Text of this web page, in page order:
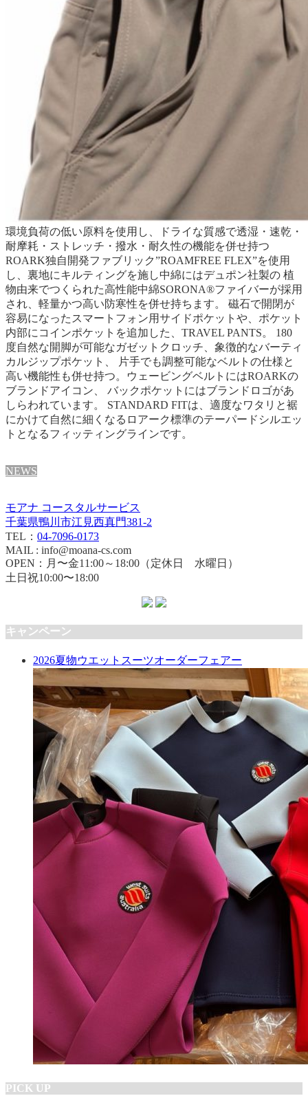
環境負荷の低い原料を使用し、ドライな質感で透湿・速乾・
耐摩耗・ストレッチ・撥水・耐久性の機能を併せ持つ
ROARK独自開発ファブリック”ROAMFREE FLEX”を使用
し、裏地にキルティングを施し中綿にはデュポン社製の 植
物由来でつくられた高性能中綿SORONA®ファイバーが採用
され、軽量かつ高い防寒性を併せ持ちます。 磁石で開閉が
容易になったスマートフォン用サイドポケットや、ポケット
内部にコインポケットを追加した、TRAVEL PANTS。 180
度自然な開脚が可能なガゼットクロッチ、象徴的なバーティ
カルジップポケット、 片手でも調整可能なベルトの仕様と
高い機能性も併せ持つ。ウェービングベルトにはROARKの
ブランドアイコン、 バックポケットにはブランドロゴがあ
しらわれています。 STANDARD FITは、適度なワタリと裾
にかけて自然に細くなるロアーク標準のテーパードシルエッ
トとなるフィッティングラインです。
NEWS
モアナ コースタルサービス
千葉県鴨川市江見西真門381-2
TEL： 04-7096-0173
MAIL : info@moana-cs.com
OPEN：月〜金11:00～18:00（定休日 水曜日）
土日祝10:00〜18:00
キャンペーン
2026夏物ウエットスーツオーダーフェアー
PICK UP